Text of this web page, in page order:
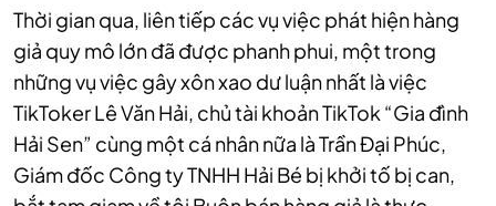
Thời gian qua, liên tiếp các vụ việc phát hiện hàng
giả quy mô lớn đã được phanh phui, một trong
những vụ việc gây xôn xao dư luận nhất là việc
TikToker Lê Văn Hải, chủ tài khoản TikTok “Gia đình
Hải Sen” cùng một cá nhân nữa là Trần Đại Phúc,
Giám đốc Công ty TNHH Hải Bé bị khởi tố bị can,